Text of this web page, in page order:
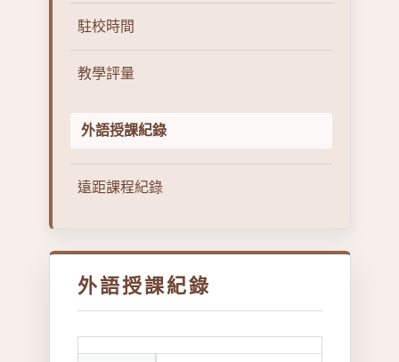
駐校時間
教學評量
外語授課紀錄
遠距課程紀錄
外語授課紀錄